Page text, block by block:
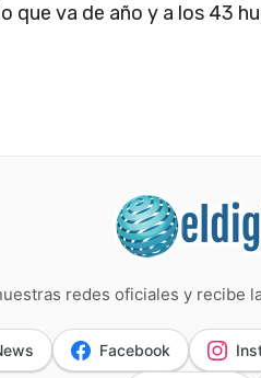
que va de año y a los 43
redes oficiales y recibe
Facebook